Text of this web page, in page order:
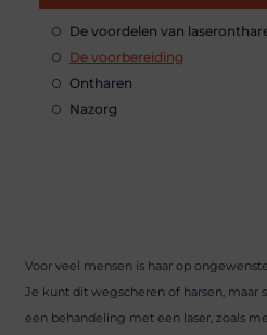
De voordelen van
De voorbereiding
Ontharen
Nazorg
Voor veel mensen is haar op
Je kunt dit wegscheren of harsen, maar
een behandeling met een laser, zoals